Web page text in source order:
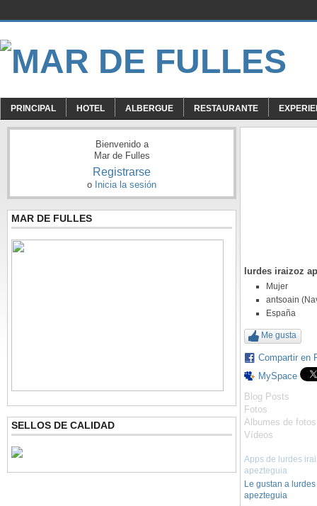
PRINCIPAL HOTEL ALBERGUE RESTAURANTE
Bienvenido a
Mar de Fulles
Registrarse
o Inicia la sesión
MAR DE FULLES
SELLOS DE CALIDAD
lurdes iraizoz
Mujer
antsoain
España
Me gusta
Compartir en
MySpace
Blog Posts
Fotos
Álbumes de fotos
Vídeos
Apps de lurdes
apezteguia
Le gustan a
apezteguia